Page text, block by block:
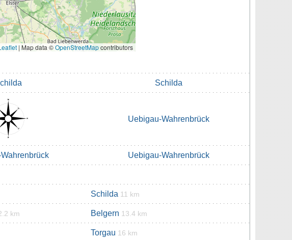
| Map data ©OpenStreetMapcontributors
Schilda
Uebigau-Wahrenbrück
Uebigau-Wahrenbrück
Schilda 11 km
km Belgern 13.4 km
Torgau 16 km